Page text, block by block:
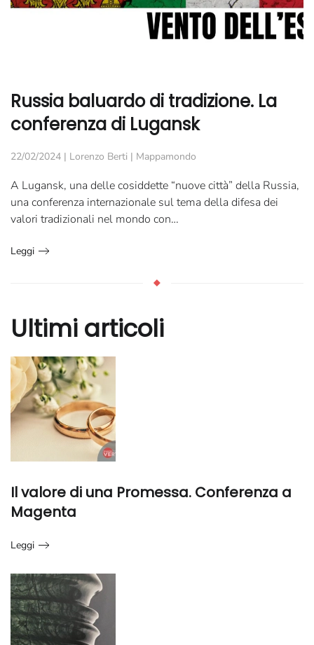
Russia baluardo di tradizione. La
conferenza di Lugansk
22/02/2024 | Lorenzo Berti | Mappamondo
A Lugansk, una delle cosiddette “nuove città” della Russia,
una conferenza internazionale sul tema della difesa dei
valori tradizionali nel mondo con…
Leggi
Ultimi articoli
Il valore di una Promessa. Conferenza a
Magenta
Leggi